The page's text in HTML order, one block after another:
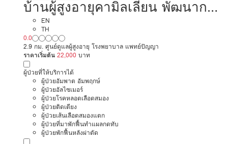
บ้านผู้สูงอายุคามิลเลียน พัฒนาการ
กรุงเทพฯ
EN
TH
0.0
2.9 กม. ศูนย์ดูแลผู้สูงอายุ โรงพยาบาล แพทย์ปัญญา
ราคาเริ่มต้น 22,000 บาท
ผู้ป่วยที่ให้บริการได้
ผู้ป่วยอัมพาต อัมพฤกษ์
ผู้ป่วยอัลไซเมอร์
ผู้ป่วยโรคหลอดเลือดสมอง
ผู้ป่วยติดเตียง
ผู้ป่วยเส้นเลือดสมองแตก
ผู้ป่วยที่มาพักฟื้นทำแผลกดทับ
ผู้ป่วยพักฟื้นหลังผ่าตัด